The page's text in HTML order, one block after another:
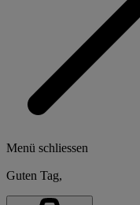
Menü schliessen
Guten Tag,